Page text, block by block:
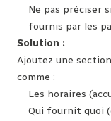
Ne pas préciser
fournis par les
Solution :
Ajoutez une
comme :
Les horaires
Qui fournit quoi